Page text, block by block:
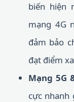
biến hiện
mạng 4G
đảm bảo
đạt điểm
Mạng 5G
cực nhanh